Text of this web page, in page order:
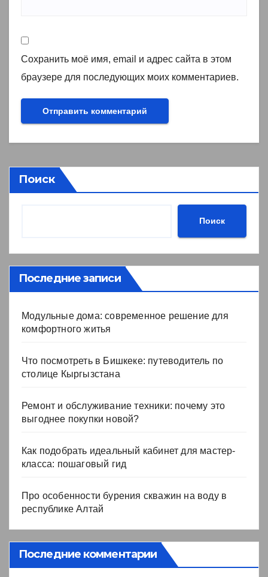
Сохранить моё имя, email и адрес сайта в этом
браузере для последующих моих комментариев.
Поиск
Поиск
Последние записи
Модульные дома: современное решение для
комфортного житья
Что посмотреть в Бишкеке: путеводитель по
столице Кыргызстана
Ремонт и обслуживание техники: почему это
выгоднее покупки новой?
Как подобрать идеальный кабинет для мастер-
класса: пошаговый гид
Про особенности бурения скважин на воду в
республике Алтай
Последние комментарии